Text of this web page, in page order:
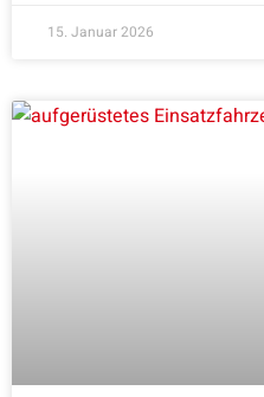
15. Januar 2026